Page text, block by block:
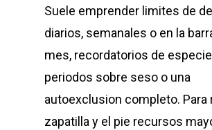
Suele emprender limites de
diarios, semanales o en la
mes, recordatorios de
periodos sobre seso o una
autoexclusion completo. Para
zapatilla y el pie recursos